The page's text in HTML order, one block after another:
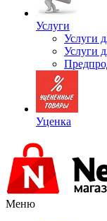
Услуги
Услуги
Услуги
Уценка
Меню